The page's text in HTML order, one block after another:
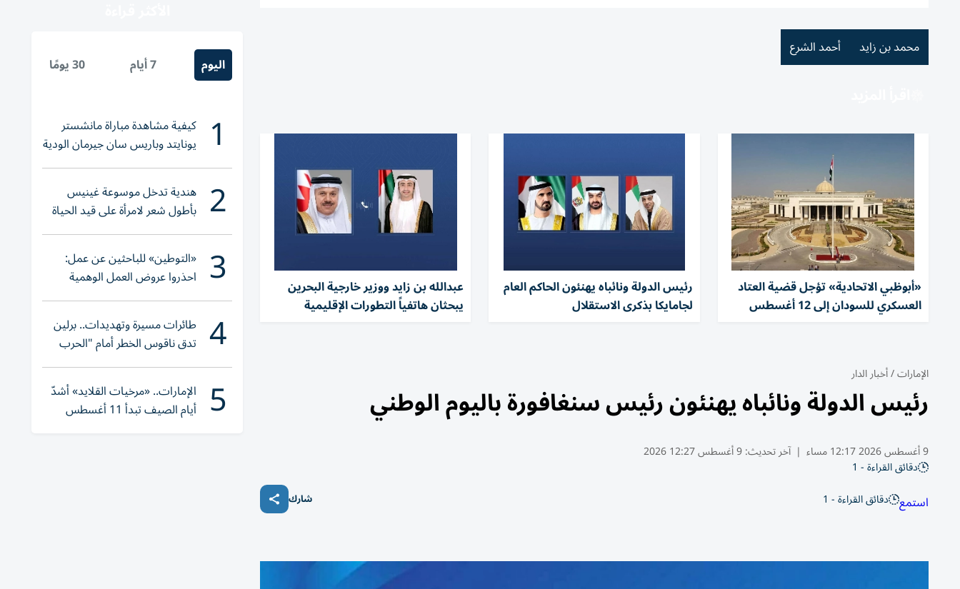
محمد بن زايد أحمد الشرع
«أبوظبي الاتحادية» تؤجل قضية العتاد
العسكري للسودان إلى 12 أغسطس
رئيس الدولة ونائباه يهنئون الحاكم العام
لجامايكا بذكرى الاستقلال
عبدالله بن زايد ووزير خارجية البحرين
يبحثان هاتفياً التطورات الإقليمية
الإمارات/أخبار الدار
رئيس الدولة ونائباه يهنئون رئيس سنغافورة باليوم الوطني
9 أغسطس 2026 12:17 مساء | آخر تحديث:9 أغسطس 12:27 2026
دقائق القراءة - 1
استمع دقائق القراءة - 1 شارك
اليوم 7 أيام 30 يومًا
1 كيفية مشاهدة مباراة مانشستر
يونايتد وباريس سان جيرمان الودية
والقنوات الناقلة
2 هندية تدخل موسوعة غينيس
بأطول شعر لامرأة على قيد الحياة
3 «التوطين» للباحثين عن عمل:
احذروا عروض العمل الوهمية
وتحققوا عبر «الباركود»
4 طائرات مسيرة وتهديدات.. برلين
تدق ناقوس الخطر أمام "الحرب
الهجينة"
5 الإمارات.. «مرخيات القلايد» أشدّ
أيام الصيف تبدأ 11 أغسطس